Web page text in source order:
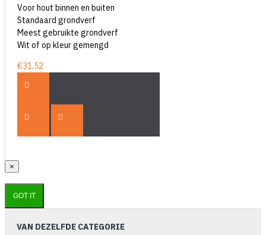
Voor hout binnen en buiten
Standaard grondverf
Meest gebruikte grondverf
Wit of op kleur gemengd
€31,52
×
GOT IT
VAN DEZELFDE CATEGORIE